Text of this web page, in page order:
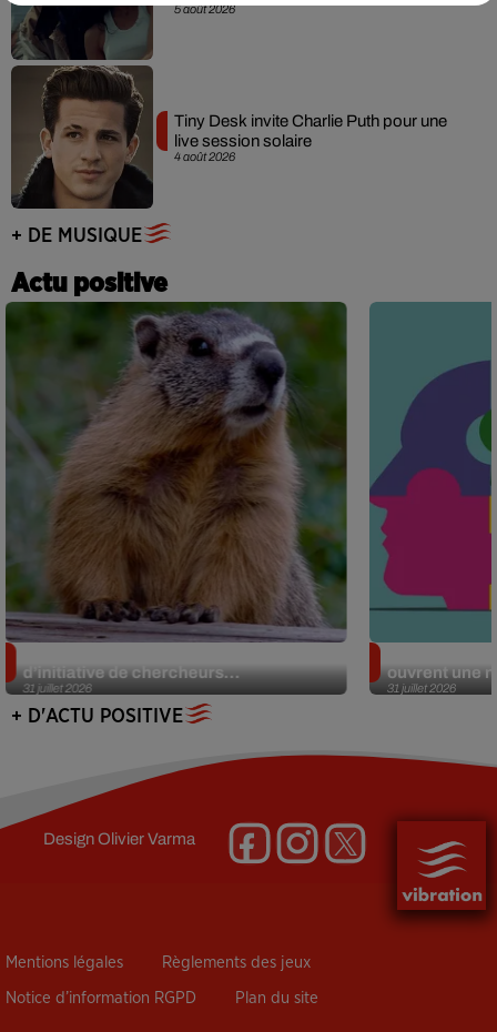
5 août 2026
4 août 2026
Tiny Desk invite Charlie Puth pour une
live session solaire
+ DE MUSIQUE
Actu positive
31 juillet 2026
d’initiative de chercheurs...
31 juillet 2026
ouvrent une
+ D'ACTU POSITIVE
DesignOlivier Varma
Mentions légales Règlements des jeux
Notice d’information RGPD Plan du site